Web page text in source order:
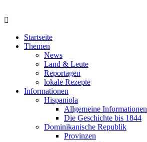
Startseite
Themen
News
Land & Leute
Reportagen
lokale Rezepte
Informationen
Hispaniola
Allgemeine Informationen
Die Geschichte bis 1844
Dominikanische Republik
Provinzen